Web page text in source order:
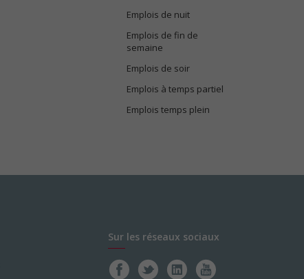
Emplois de nuit
Emplois de fin de
semaine
Emplois de soir
Emplois à temps partiel
Emplois temps plein
Sur les réseaux sociaux